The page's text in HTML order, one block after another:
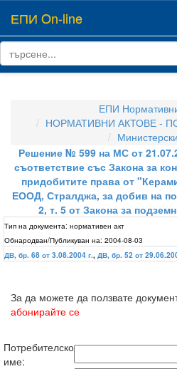
ЕПИ On-line
ЕПИ
НОРМАТИВНИ АКТОВЕ -
Решение № 599 на МС от
съответствие със Закона за
придобитите права от
ЕООД, Стралджа, за добив на
2, т. 5 от Закона за
Тип на документа: нормативен акт
Обнародван/Публикуван на: 2004-08-03
ДВ, бр. 68 от 3.08.2004 г., ДВ, бр. 52 от
За да можете да ползвате
абонирайте се
Потребителско
име: